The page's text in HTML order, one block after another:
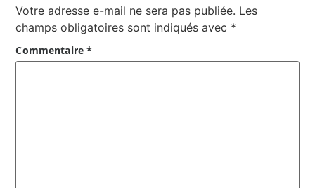
Votre adresse e-mail ne sera pas publiée. Les
champs obligatoires sont indiqués avec *
Commentaire*